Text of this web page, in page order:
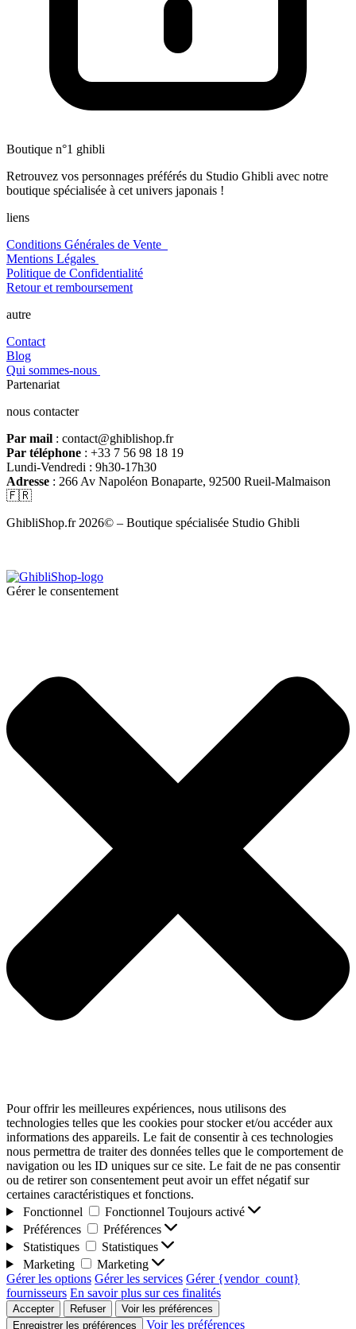
Boutique n°1 ghibli
Retrouvez vos personnages préférés du Studio Ghibli avec notre
boutique spécialisée à cet univers japonais !
liens
Conditions Générales de Vente
Mentions Légales
Politique de Confidentialité
Retour et remboursement
autre
Contact
Blog
Qui sommes-nous
Partenariat
nous contacter
Par mail : contact@ghiblishop.fr
Par téléphone : +33 7 56 98 18 19
Lundi-Vendredi : 9h30-17h30
Adresse : 266 Av Napoléon Bonaparte, 92500 Rueil-Malmaison
🇫🇷
GhibliShop.fr 2026© – Boutique spécialisée Studio Ghibli
Gérer le consentement
Pour offrir les meilleures expériences, nous utilisons des
technologies telles que les cookies pour stocker et/ou accéder aux
informations des appareils. Le fait de consentir à ces technologies
nous permettra de traiter des données telles que le comportement de
navigation ou les ID uniques sur ce site. Le fait de ne pas consentir
ou de retirer son consentement peut avoir un effet négatif sur
certaines caractéristiques et fonctions.
Fonctionnel
Fonctionnel Toujours activé
Préférences
Préférences
Statistiques
Statistiques
Marketing
Marketing
Gérer les options Gérer les services Gérer {vendor_count}
fournisseurs En savoir plus sur ces finalités
Accepter Refuser
Voir les préférences
Enregistrer les préférences
Voir les préférences